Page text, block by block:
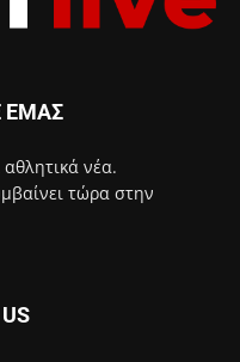
ΕΜΑΣ
αθλητικά νέα.
τώρα στην